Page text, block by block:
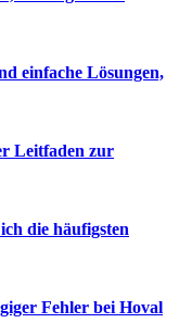
einfache Lösungen,
Leitfaden zur
die häufigsten
Fehler bei Hoval